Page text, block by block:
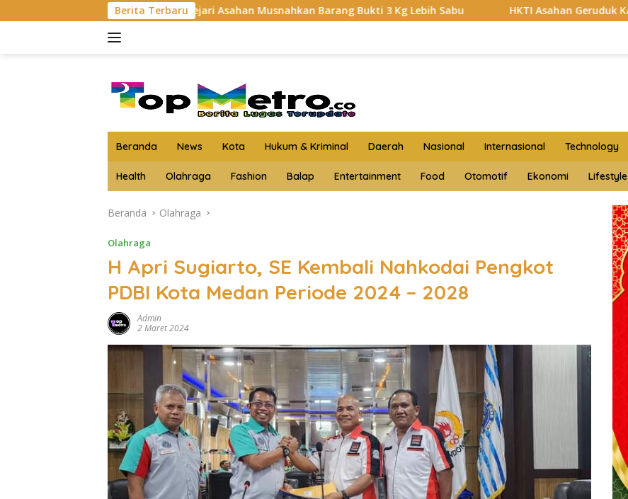
ke
Berita Terbaru
Kejari Asahan Musnahkan Barang Bukti 3 Kg Lebih Sabu HKTI Asahan Geruduk Kantor PT BSP Kisaran
Beranda News Kota Hukum & Kriminal Daerah Nasional Internasional Technology
Health Olahraga Fashion Balap Entertainment Food Otomotif Ekonomi Lifestyle
Beranda Olahraga
Olahraga
H Apri Sugiarto, SE Kembali Nahkodai Pengkot
PDBI Kota Medan Periode 2024 – 2028
Admin
2 Maret 2024